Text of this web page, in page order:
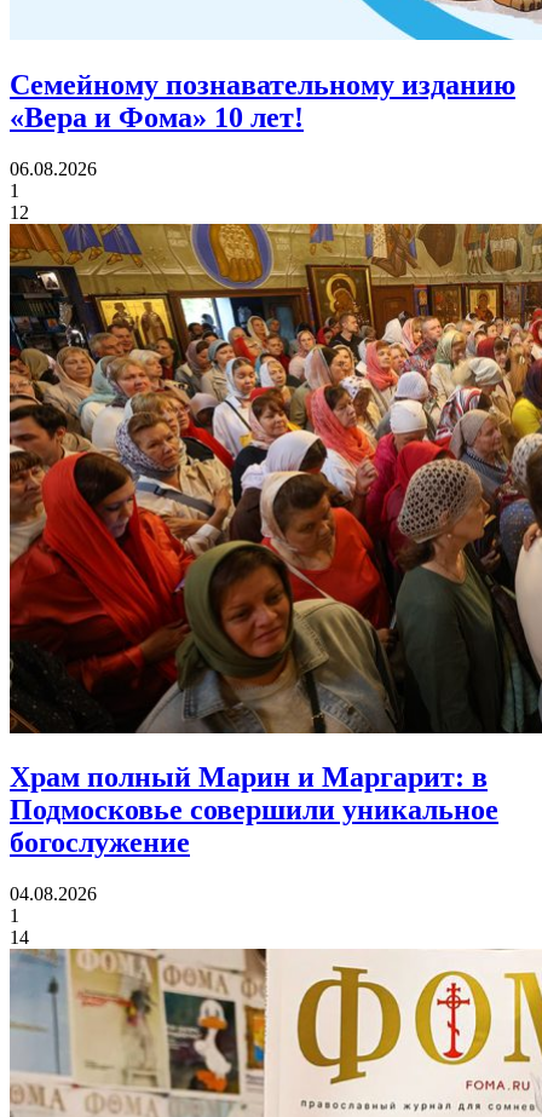
Семейному познавательному изданию
«Вера и Фома» 10 лет!
06.08.2026
1
12
Храм полный Марин и Маргарит: в
Подмосковье совершили уникальное
богослужение
04.08.2026
1
14